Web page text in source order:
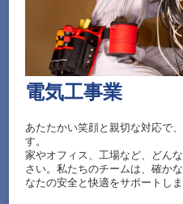
電気工事業
あたたかい笑顔と親切な対応で
す。
家やオフィス、工場など、どん
さい。私たちのチームは、確か
なたの安全と快適をサポートしま